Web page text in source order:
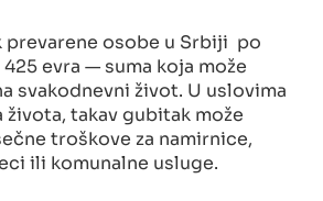
prevarene osobe u Srbiji po
evra — suma koja može
svakodnevni život. U uslovima
takav gubitak može
troškove za namirnice,
ili komunalne usluge.